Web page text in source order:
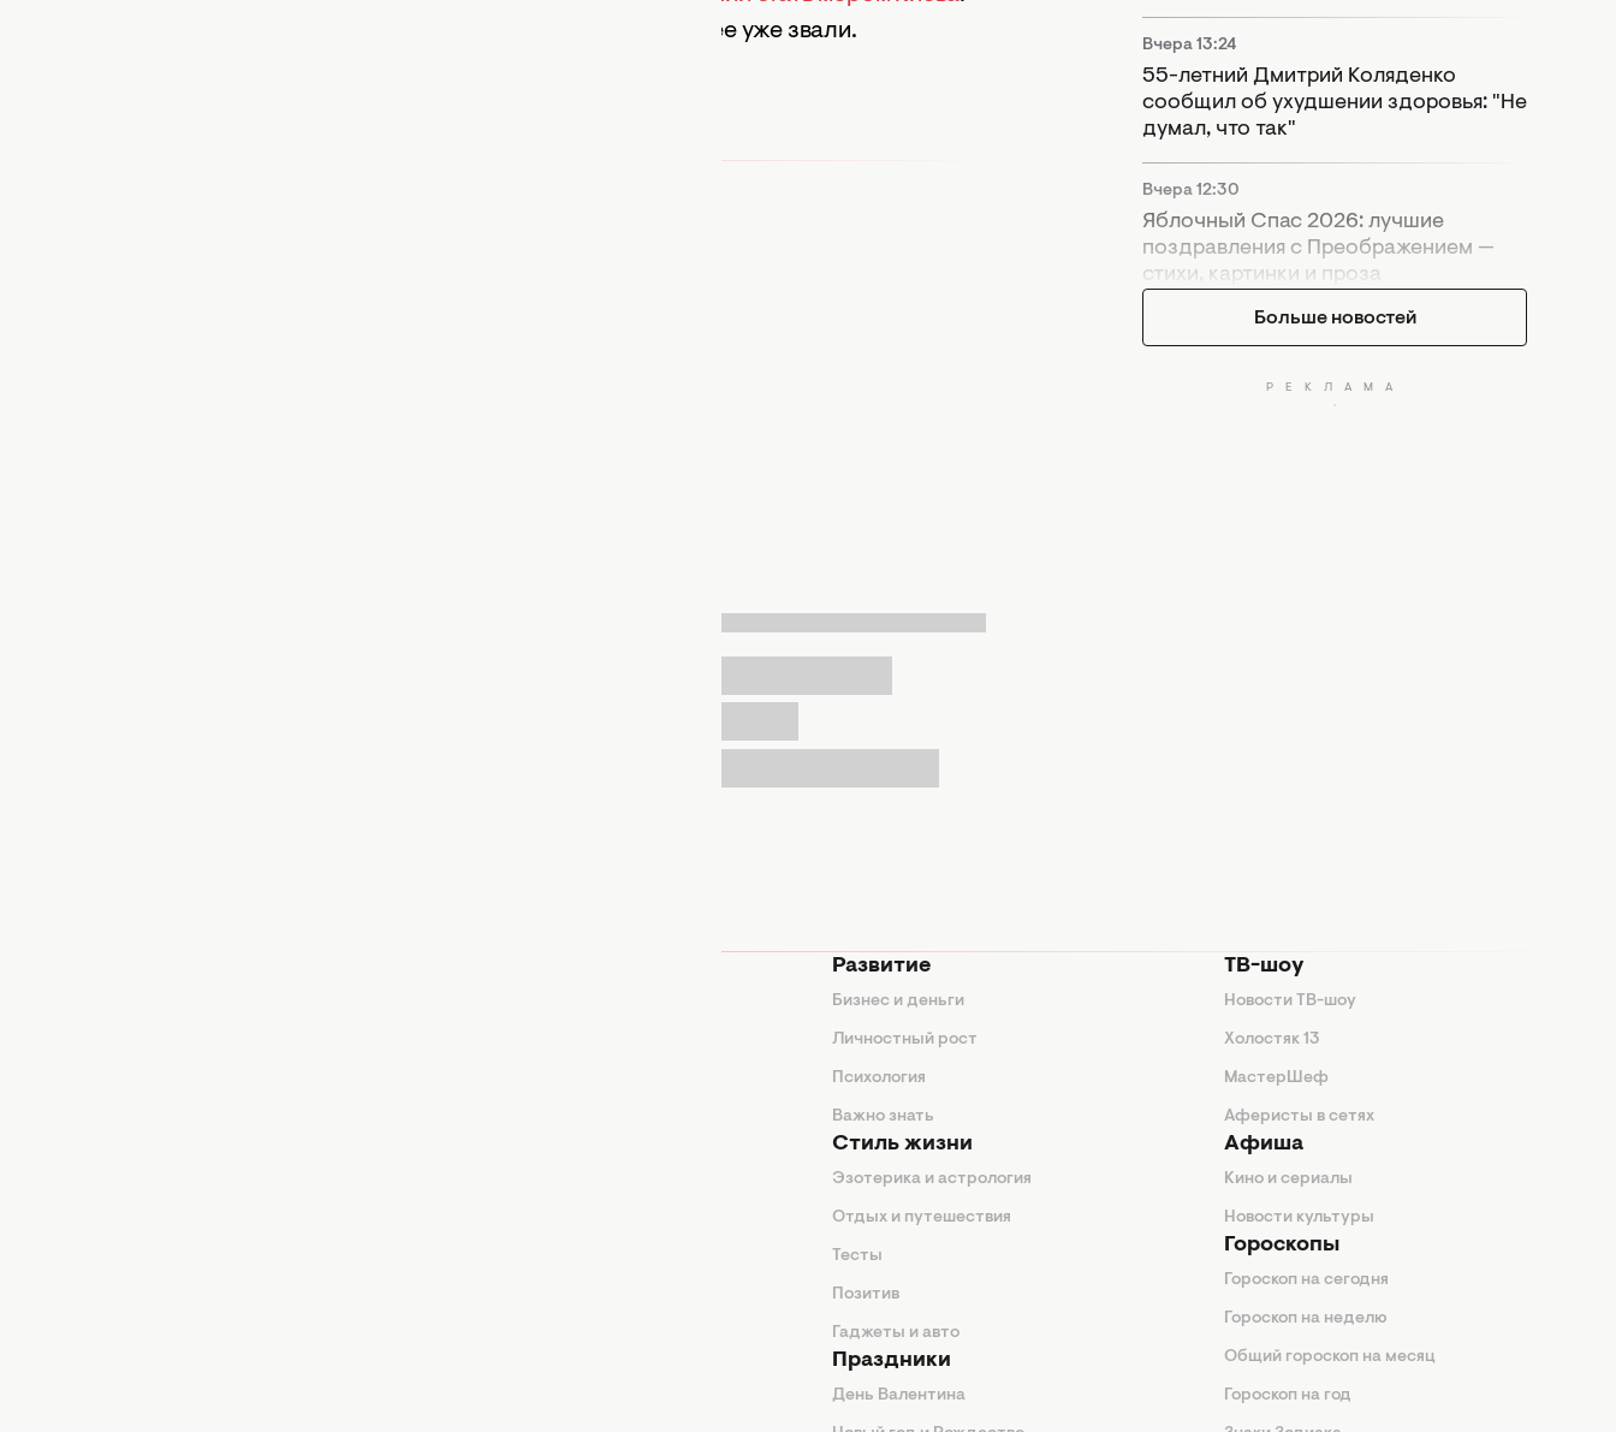
Финалистка шоу "Битва экстрасенсов" заявила, что ее уже звали.
Вчера 13:24
55-летний Дмитрий Коляденко
сообщил об ухудшении здоровья: "Не
думал, что так"
Вчера 12:30
Яблочный Спас 2026: лучшие
поздравления с Преображением —
стихи, картинки и проза
Больше новостей
Развитие
Бизнес и деньги
Личностный рост
Психология
Важно знать
Стиль жизни
Эзотерика и астрология
Отдых и путешествия
Тесты
Позитив
Гаджеты и авто
Праздники
День Валентина
ТВ-шоу
Новости ТВ-шоу
Холостяк 13
МастерШеф
Аферисты в сетях
Афиша
Кино и сериалы
Новости культуры
Гороскопы
Гороскоп на сегодня
Гороскоп на неделю
Общий гороскоп на месяц
Гороскоп на год